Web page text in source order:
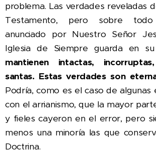
problema. Las verdades reveladas
Testamento, pero sobre
anunciado por Nuestro Señor
Iglesia de Siempre guarda en su
mantienen intactas,
santas. Estas verdades son
Podría, como es el caso de algunas
con el arrianismo, que la mayor
y fieles cayeron en el error, pero
menos una minoría las que
Doctrina.